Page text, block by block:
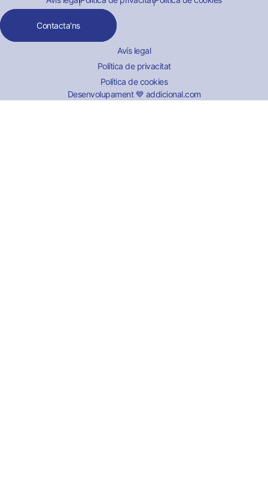
Contacta'ns
Avís legal
Política de privacitat
Política de cookies
Desenvolupament 💙 addicional.com